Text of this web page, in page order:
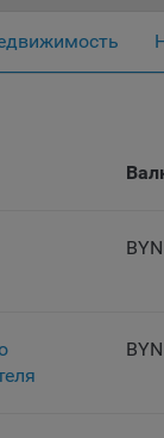
BYN
BYN